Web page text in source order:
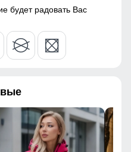
особенности
Нет
Прорезной/Молния
будет радовать Вас